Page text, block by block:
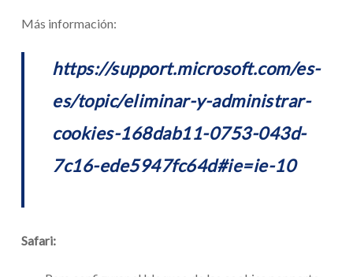
Más información:
https://support.microsoft.com/es-
es/topic/eliminar-y-administrar-
cookies-168dab11-0753-043d-
7c16-ede5947fc64d#ie=ie-10
Safari: